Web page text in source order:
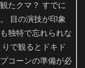
たクマ？ すでに
目の演技が印象
独特で忘れられな
で観るとドキド
コーンの準備が必